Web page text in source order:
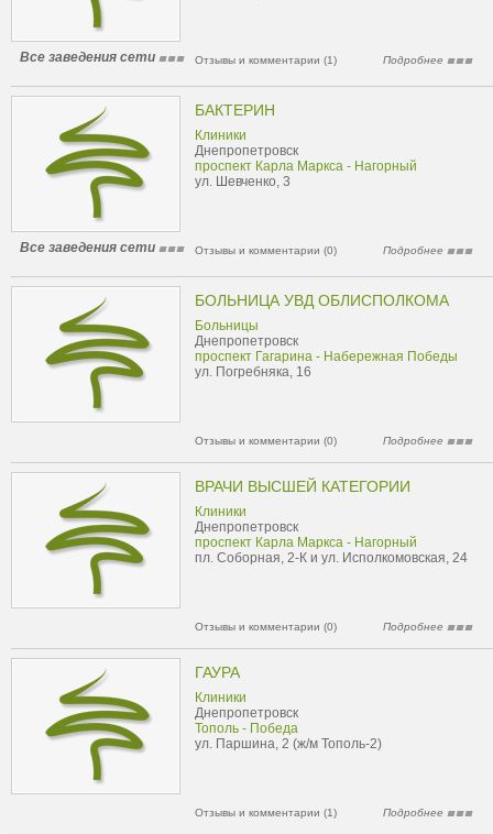
Все заведения сети Отзывы и комментарии (1) Подробнее
БАКТЕРИН
Клиники
Днепропетровск
проспект Карла Маркса - Нагорный
ул. Шевченко, 3
Все заведения сети Отзывы и комментарии (0) Подробнее
БОЛЬНИЦА УВД ОБЛИСПОЛКОМА
Больницы
Днепропетровск
проспект Гагарина - Набережная Победы
ул. Погребняка, 16
Отзывы и комментарии (0) Подробнее
ВРАЧИ ВЫСШЕЙ КАТЕГОРИИ
Клиники
Днепропетровск
проспект Карла Маркса - Нагорный
пл. Соборная, 2-К и ул. Исполкомовская, 24
Отзывы и комментарии (0) Подробнее
ГАУРА
Клиники
Днепропетровск
Тополь - Победа
ул. Паршина, 2 (ж/м Тополь-2)
Отзывы и комментарии (1) Подробнее